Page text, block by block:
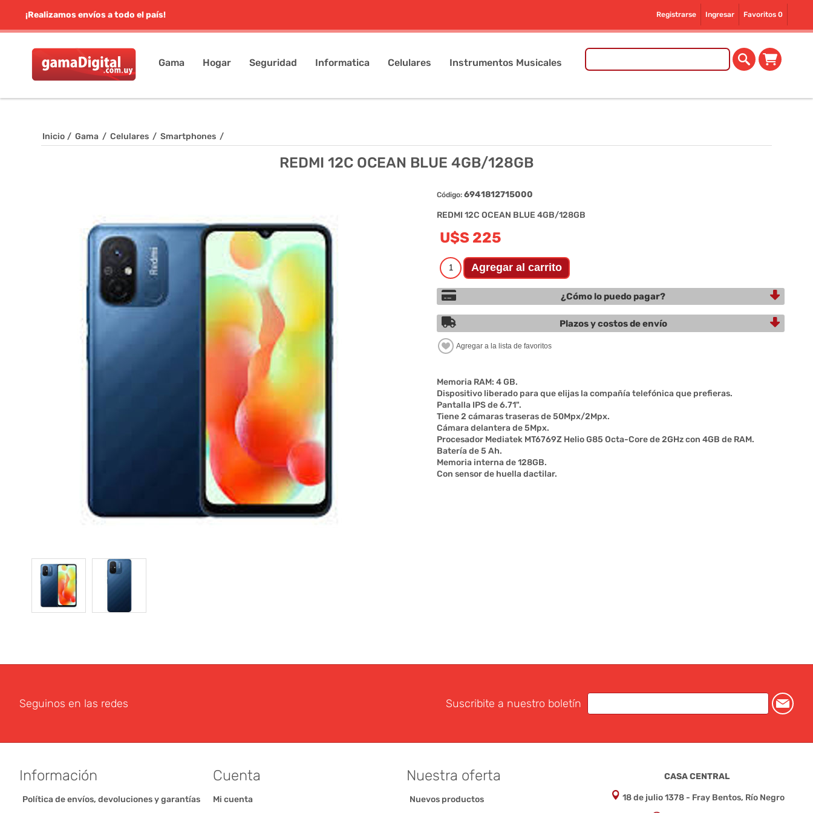
Registrarse Ingresar Favoritos 0
¡Realizamos envíos a todo el país!
Gama Hogar Seguridad Informatica Celulares Instrumentos Musicales
Inicio / Gama / Celulares / Smartphones /
REDMI 12C OCEAN BLUE 4GB/128GB
Código: 6941812715000
REDMI 12C OCEAN BLUE 4GB/128GB
U$S 225
¿Cómo lo puedo pagar?
Plazos y costos de envío
Memoria RAM: 4 GB.
Dispositivo liberado para que elijas la compañía telefónica que prefieras.
Pantalla IPS de 6.71".
Tiene 2 cámaras traseras de 50Mpx/2Mpx.
Cámara delantera de 5Mpx.
Procesador Mediatek MT6769Z Helio G85 Octa-Core de 2GHz con 4GB de RAM.
Batería de 5 Ah.
Memoria interna de 128GB.
Con sensor de huella dactilar.
Seguinos en las redes Suscribite a nuestro boletín
Información
Política de envíos, devoluciones y garantías
Cuenta
Mi cuenta
Nuestra oferta
Nuevos productos
CASA CENTRAL
18 de julio 1378 - Fray Bentos, Río Negro